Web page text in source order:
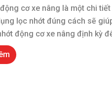
cơ xe nâng là một chi
lọc nhớt đúng cách sẽ
động cơ xe nâng định kỳ